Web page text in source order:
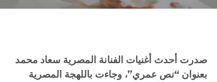
صدرت أحدث أغنيات الفنانة المصرية سعاد محمد
بعنوان “نص عمري”، وجاءت باللهجة المصرية